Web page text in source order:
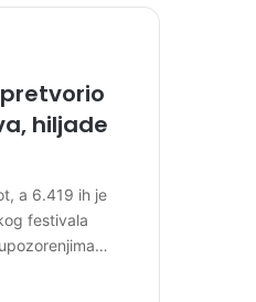
hiljade
a 6.419 ih je
festivala